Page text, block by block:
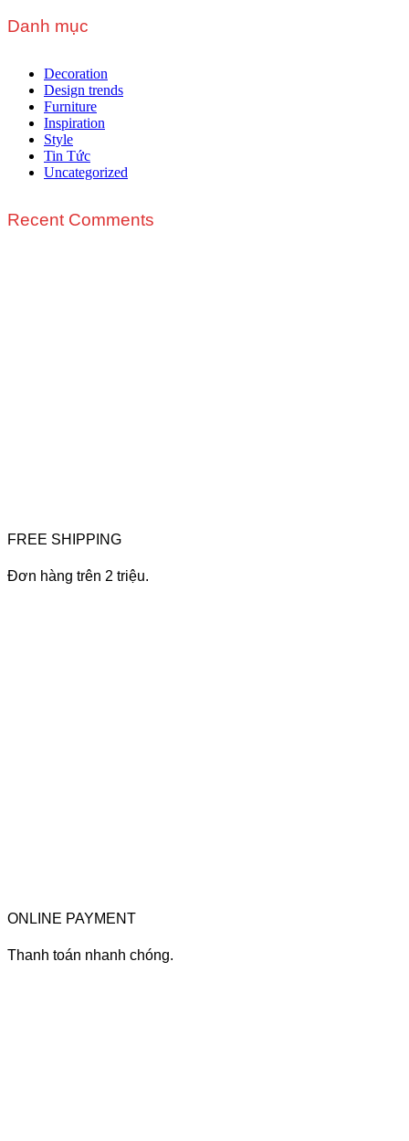
Danh mục
Decoration
Design trends
Furniture
Inspiration
Style
Tin Tức
Uncategorized
Recent Comments
FREE SHIPPING
Đơn hàng trên 2 triệu.
ONLINE PAYMENT
Thanh toán nhanh chóng.